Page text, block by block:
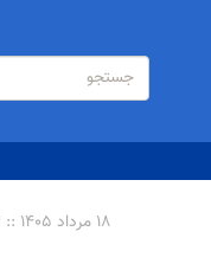
فرم
جستجو
۱۸ مرداد ۱۴۰۵ :: ۹ اوت ۲۰۲۶ :: ۲۶ صفر ۱۴۴۸